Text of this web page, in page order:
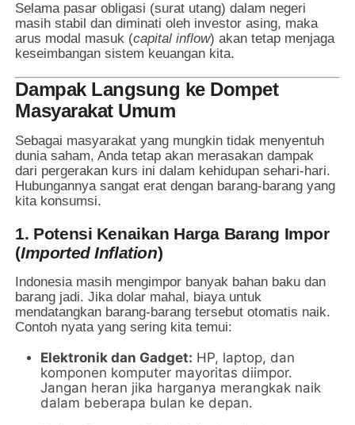
Selama pasar obligasi (surat utang) dalam negeri
masih stabil dan diminati oleh investor asing, maka
arus modal masuk (capital inflow) akan tetap menjaga
keseimbangan sistem keuangan kita.
Dampak Langsung ke Dompet
Masyarakat Umum
Sebagai masyarakat yang mungkin tidak menyentuh
dunia saham, Anda tetap akan merasakan dampak
dari pergerakan kurs ini dalam kehidupan sehari-hari.
Hubungannya sangat erat dengan barang-barang yang
kita konsumsi.
1. Potensi Kenaikan Harga Barang Impor
(Imported Inflation)
Indonesia masih mengimpor banyak bahan baku dan
barang jadi. Jika dolar mahal, biaya untuk
mendatangkan barang-barang tersebut otomatis naik.
Contoh nyata yang sering kita temui:
Elektronik dan Gadget: HP, laptop, dan
komponen komputer mayoritas diimpor.
Jangan heran jika harganya merangkak naik
dalam beberapa bulan ke depan.